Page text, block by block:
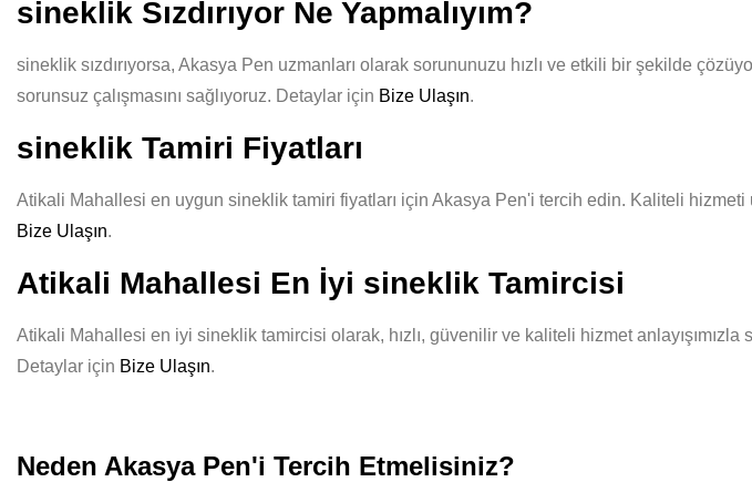
sineklik Sızdırıyor Ne Yapmalıyım?
sineklik sızdırıyorsa, Akasya Pen uzmanları olarak sorununuzu hızlı ve etkili bir şekilde
sorunsuz çalışmasını sağlıyoruz. Detaylar için Bize Ulaşın.
sineklik Tamiri Fiyatları
Atikali Mahallesi en uygun sineklik tamiri fiyatları için Akasya Pen'i tercih edin. Kaliteli
Bize Ulaşın.
Atikali Mahallesi En İyi sineklik Tamircisi
Atikali Mahallesi en iyi sineklik tamircisi olarak, hızlı, güvenilir ve kaliteli hizmet
Detaylar için Bize Ulaşın.
Neden Akasya Pen'i Tercih Etmelisiniz?